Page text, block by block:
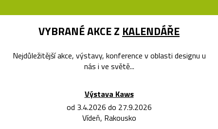
VYBRANÉ AKCE Z KALENDÁŘE
Nejdůležitější akce, výstavy, konference v oblasti designu u
nás i ve světě...
Výstava Kaws
od 3.4.2026 do 27.9.2026
Vídeň, Rakousko